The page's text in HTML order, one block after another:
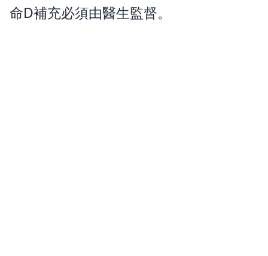
命D補充必須由醫生監督。